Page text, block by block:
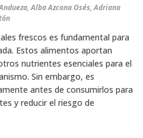
Alba Azcona Osés, Adriana
frescos es fundamental para
Estos alimentos aportan
nutrientes esenciales para el
Sin embargo, es
antes de consumirlos para
y reducir el riesgo de